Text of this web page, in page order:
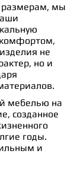
размерам, мы
комфортом,
не
но и
мебелью на
созданное
годы.
и